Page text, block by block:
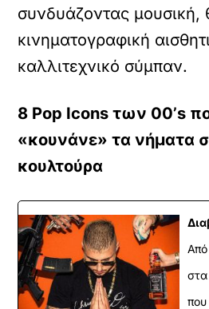
συνδυάζοντας μουσική,
κινηματογραφική
καλλιτεχνικό σύμπαν.
8 Pop Icons των 00’s
«κουνάνε» τα νήματα
κουλτούρα
στα
που